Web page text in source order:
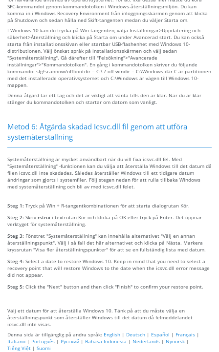
SFC-kommandot genom kommandotolken i Windows-återställningsmiljön. Du kan
komma in i Windows Recovery Environment från inloggningsskärmen genom att klicka
på Shutdown och sedan hålla ned Skift-tangenten medan du väljer Starta om.
I Windows 10 kan du trycka på Win-tangenten, välja Inställningar>Uppdatering och
säkerhet>Återställning och klicka på Starta om under Avancerad start. Du kan också
starta från installationsskivan eller startbar USB-flashenhet med Windows 10-
distributionen. Välj önskat språk på installationsskärmen och välj sedan
"Systemåterställning". Gå därefter till "Felsökning">"Avancerade
inställningar">"Kommandotolken". En gång i kommandotolken skriver du följande
kommando: sfg/scannow/offbootdir = C:\ / off windir = C:\Windows där C är partitionen
med det installerade operativsystemet och C:\Windows är vägen till Windows 10-
mappen.
Denna åtgärd tar ett tag och det är viktigt att vänta tills den är klar. När du är klar
stänger du kommandotolken och startar om datorn som vanligt.
Metod 6: Åtgärda skadad Icsvc.dll fil genom att utföra
systemåterställning
Systemåterställning är mycket användbart när du vill fixa icsvc.dll fel. Med
"Systemåterställning" -funktionen kan du välja att återställa Windows till det datum då
filen icsvc.dll inte skadades. Således återställer Windows till ett tidigare datum
ändringar som gjorts i systemfiler. Följ stegen nedan för att rulla tillbaka Windows
med systemåterställning och bli av med icsvc.dll felet.
Steg 1: Tryck på Win + R-tangentkombinationen för att starta dialogrutan Kör.
Steg 2: Skriv rstrui i textrutan Kör och klicka på OK eller tryck på Enter. Det öppnar
verktyget för systemåterställning.
Steg 3: Fönstret "Systemåterställning" kan innehålla alternativet "Välj en annan
återställningspunkt". Välj i så fall det här alternativet och klicka på Nästa. Markera
kryssrutan "Visa fler återställningspunkter" för att se en fullständig lista med datum.
Steg 4: Select a date to restore Windows 10. Keep in mind that you need to select a
recovery point that will restore Windows to the date when the icsvc.dll error message
did not appear.
Steg 5: Click the "Next" button and then click "Finish" to confirm your restore point.
Välj ett datum för att återställa Windows 10. Tänk på att du måste välja en
återställningspunkt som återställer Windows till det datum då felmeddelandet
icsvc.dll inte visas.
Denna sida är tillgänglig på andra språk: English | Deutsch | Español | Français |
Italiano | Português | Русский | Bahasa Indonesia | Nederlands | Nynorsk |
Tiếng Việt | Suomi